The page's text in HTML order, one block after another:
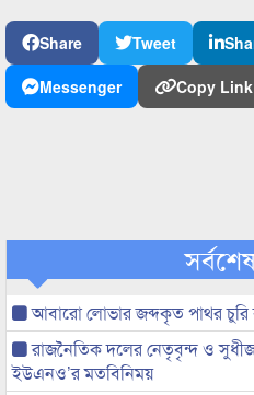
Share Tweet
Messenger
Copy Link
আবারো লোভার জব্দকৃত পাথর চুরি
রাজনৈতিক দলের নেতৃবৃন্দ ও
ইউএনও’র মতবিনিময়